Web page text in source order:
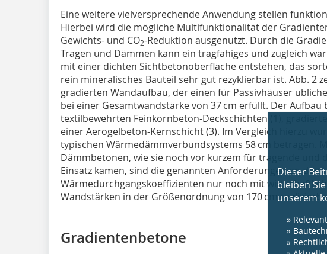
Eine weitere vielversprechende Anwendung stellen
Hierbei wird die mögliche Multifunktionalität der
Gewichts- und CO2-Reduktion ausgenutzt. Durch die
Tragen und Dämmen kann ein tragfähiges und zugleich
mit einer dichten Sichtbetonoberfläche entstehen, das
rein mineralisches Bauteil sehr gut rezyklierbar ist. Abb. 2
gradierten Wandaufbau, der einen für Passivhäuser
bei einer Gesamt­wandstärke von 37 cm erfüllt. Der Aufbau
textilbewehrten Feinkornbeton-Deckschichten (1),
einer Aerogelbeton-Kernschicht (3). Im Vergleich hierzu
typischen Wär­medämmverbundsystems 58 cm betragen.
Dämmbetonen, wie sie noch vor kurzem für tragende und
Einsatz kamen, sind die ge­nann­ten Anforderungen an den
Wärmedurchgangskoeffizienten nur noch mit
Wandstärken in der Größenordnung von 170 cm
Gradientenbetone
Dieser
bleiben
unserem
»
»
»
»
»